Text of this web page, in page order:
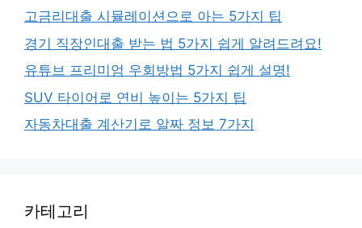
고금리대출 시뮬레이션으로 아는 5가지 팁
경기 직장인대출 받는 법 5가지 쉽게 알려드려요!
유튜브 프리미엄 우회방법 5가지 쉽게 설명!
SUV 타이어로 연비 높이는 5가지 팁
자동차대출 계산기로 알짜 정보 7가지
카테고리